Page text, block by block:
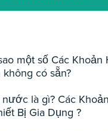
một số Các Khoản
không có sẵn?
nước là gì? Các
Bị Gia Dụng ?